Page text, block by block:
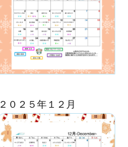
２０２５年１２月